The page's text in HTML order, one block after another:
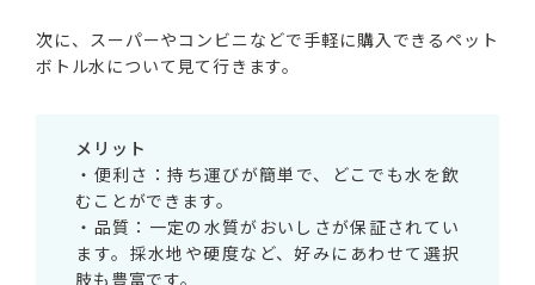
次に、スーパーやコンビニなどで手軽に購入できるペット
ボトル水について見て行きます。
メリット
・便利さ：持ち運びが簡単で、どこでも水を飲
むことができます。
・品質：一定の水質がおいしさが保証されてい
ます。採水地や硬度など、好みにあわせて選択
肢も豊富です。